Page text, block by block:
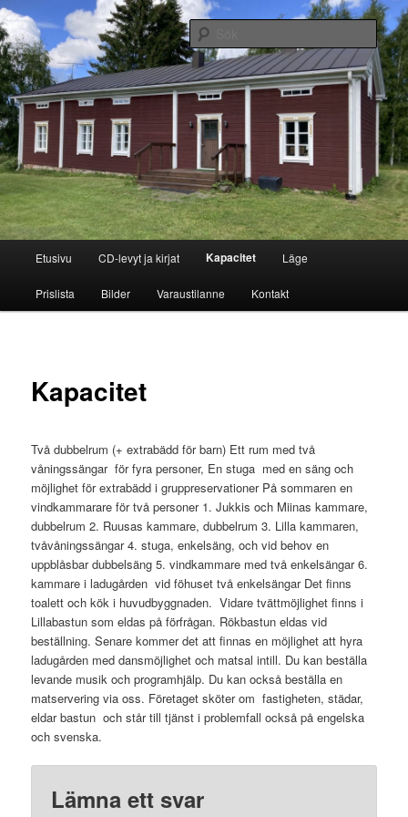
Hoppa
till
primärt
innehållJukintuvan kortteeri
(Suomi) bed and breakfast
Sök
Etusivu CD-levyt ja kirjat Kapacitet Läge
Prislista Bilder Varaustilanne Kontakt
Kapacitet
Två dubbelrum (+ extrabädd för barn) Ett rum med två
våningssängar för fyra personer, En stuga med en säng och
möjlighet för extrabädd i gruppreservationer På sommaren en
vindkammarare för två personer 1. Jukkis och Miinas kammare,
dubbelrum 2. Ruusas kammare, dubbelrum 3. Lilla kammaren,
tvåvåningssängar 4. stuga, enkelsäng, och vid behov en
uppblåsbar dubbelsäng 5. vindkammare med två enkelsängar 6.
kammare i ladugården vid föhuset två enkelsängar Det finns
toalett och kök i huvudbyggnaden. Vidare tvättmöjlighet finns i
Lillabastun som eldas på förfrågan. Rökbastun eldas vid
beställning. Senare kommer det att finnas en möjlighet att hyra
ladugården med dansmöjlighet och matsal intill. Du kan beställa
levande musik och programhjälp. Du kan också beställa en
matservering via oss. Företaget sköter om fastigheten, städar,
eldar bastun och står till tjänst i problemfall också på engelska
och svenska.
Lämna ett svar